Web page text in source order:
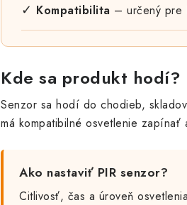
✓ Kompatibilita – určený
Kde sa produkt hodí?
Senzor sa hodí do chodieb,
má kompatibilné osvetlenie zapínať
Ako nastaviť PIR senzor?
Citlivosť, čas a úroveň